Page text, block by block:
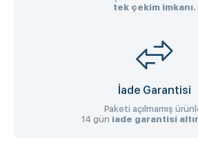
tek çekim imkanı.
İade Garantisi
Paketi açılmamış
14 gün iade garantisi